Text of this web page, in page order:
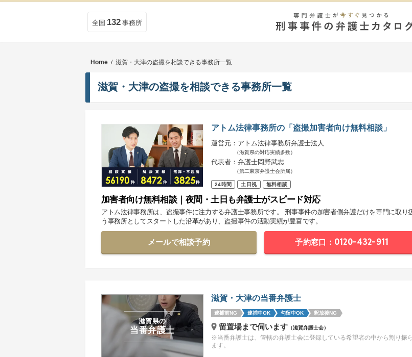
全国 132 事務所
Home / 滋賀・大津の盗撮を相談できる事務所一覧
滋賀・大津の盗撮を相談できる事務所一覧
アトム法律事務所の「盗撮加害者向け無料相談」
運営元：アトム法律事務所弁護士法人
（滋賀県の対応実績多数）
代表者：弁護士岡野武志
（第二東京弁護士会所属）
24時間 土日祝 無料相談
加害者向け無料相談｜夜間・土日も弁護士がスピード対応
アトム法律事務所は、盗撮事件に注力する弁護士事務所です。 刑事事件の加害者側弁護だけを専門に取り
う事務所としてスタートした沿革があり、盗撮事件の活動実績が豊富です。
メールで相談予約 予約窓口：0120-432-911
滋賀・大津の当番弁護士
逮捕前NG 逮捕中OK 勾留中OK 釈放後NG
滋賀県の
当番弁護士 留置場まで伺います （滋賀弁護士会）
※当番弁護士は、管轄の弁護士会に登録している希望者の中から割り振
ます。